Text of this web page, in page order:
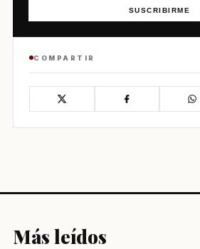
SUSCRIBIRME
COMPARTIR
Más leídos